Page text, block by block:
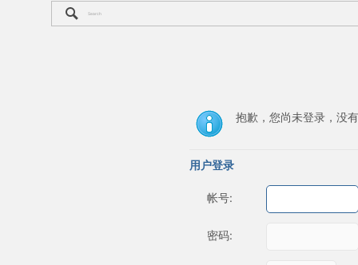
抱歉，您尚未登录，没
用户登录
帐号:
密码: